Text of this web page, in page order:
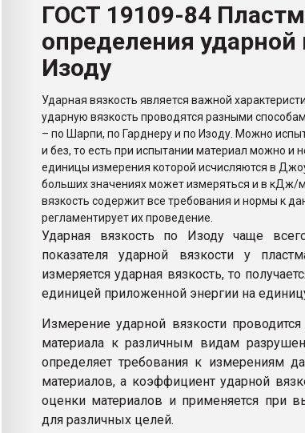
ГОСТ 19109-84
определения ударной
Изоду
Ударная вязкость является важной
ударную вязкость проводятся разными
– по Шарпи, по Гарднеру и по Изоду. Можно
и без, то есть при испытании материал можно и
единицы измерения которой исчисляются в
больших значениях может измеряться и в кДж/
вязкость содержит все требования и нормы к
регламентирует их проведение.
Ударная вязкость по Изоду чаще
показателя ударной вязкости у
измеряется ударная вязкость, то
единицей приложенной энергии на
Измерение ударной вязкости
материала к различным видам
определяет требования к измерениям
материалов, а коэффициент ударной
оценки материалов и применяется при
для различных целей.